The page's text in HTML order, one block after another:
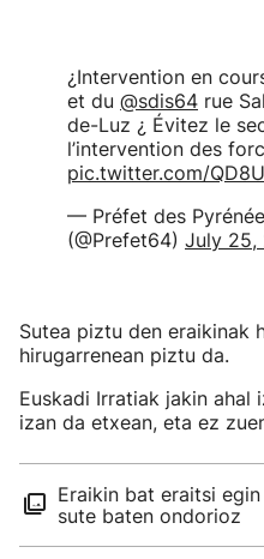
¿Intervention en
et du @sdis64 rue
de-Luz ¿ Évitez le
l’intervention des
pic.twitter.com/
— Préfet des
(@Prefet64) July 25,
Sutea piztu den eraikinak
hirugarrenean piztu da.
Euskadi Irratiak jakin ahal
izan da etxean, eta ez
Eraikin bat eraitsi
sute baten ondorioz